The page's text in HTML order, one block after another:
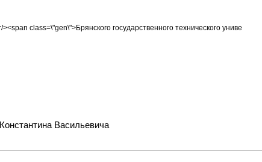
class=\"gen\">Брянского государственного технического униве
Васильевича